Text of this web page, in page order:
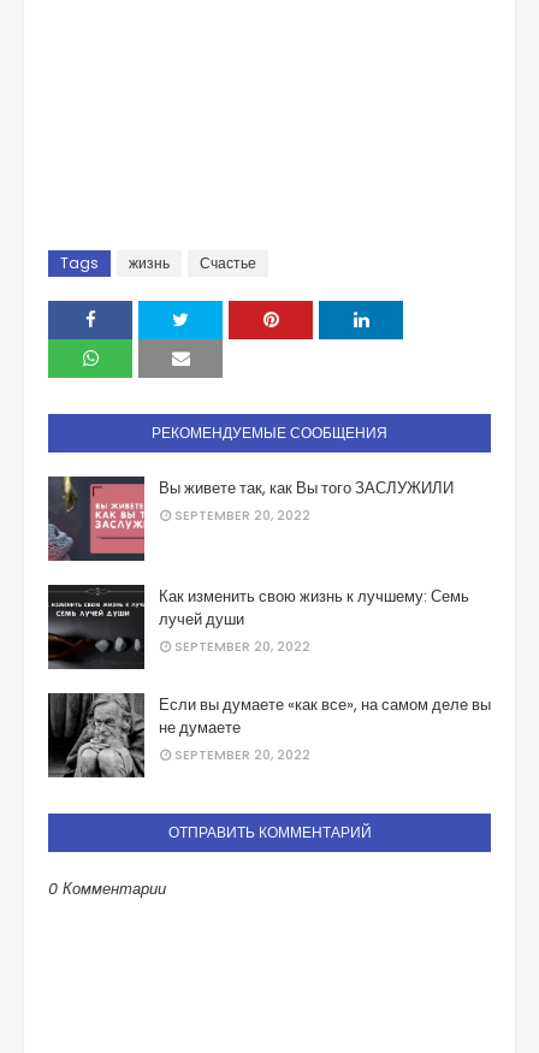
Tags жизнь Счастье
РЕКОМЕНДУЕМЫЕ СООБЩЕНИЯ
Вы живете так, как Вы того ЗАСЛУЖИЛИ
SEPTEMBER 20, 2022
Как изменить свою жизнь к лучшему: Семь
лучей души
SEPTEMBER 20, 2022
Если вы думаете «как все», на самом деле вы
не думаете
SEPTEMBER 20, 2022
ОТПРАВИТЬ КОММЕНТАРИЙ
0 Комментарии